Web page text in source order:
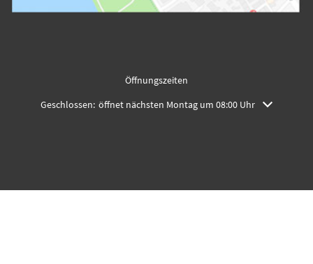
Öffnungszeiten
Klicken, um weitere Öffnungs- oder Schließzeiten auszublenden
Geschlossen: öffnet nächsten Montag um 08:00 Uhr